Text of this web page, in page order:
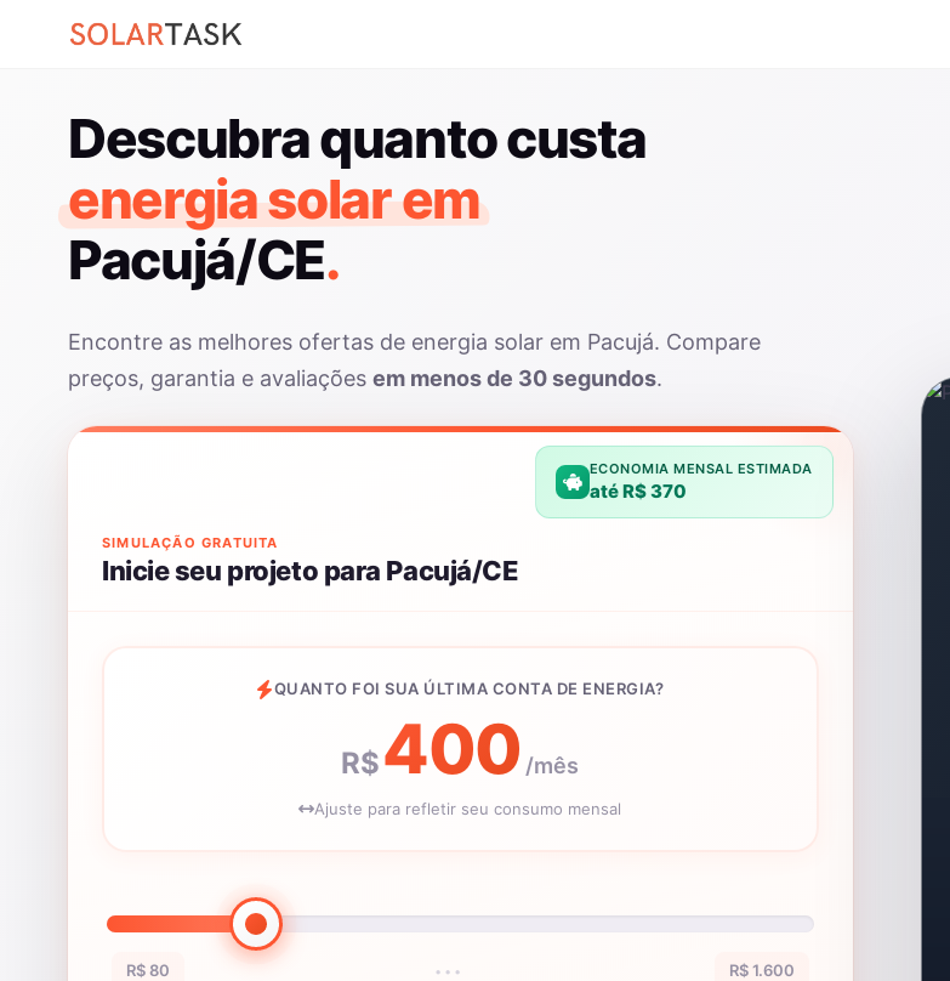
Descubra quanto custa
energia solar em
Pacujá/CE.
Encontre as melhores ofertas de energia solar em Pacujá. Compare
preços, garantia e avaliações em menos de 30 segundos.
ECONOMIA MENSAL ESTIMADA
até R$ 370
SIMULAÇÃO GRATUITA
Inicie seu projeto para Pacujá/CE
QUANTO FOI SUA ÚLTIMA CONTA DE ENERGIA?
R$400 /mês
Ajuste para refletir seu consumo mensal
R$ 80 ••• R$ 1.600